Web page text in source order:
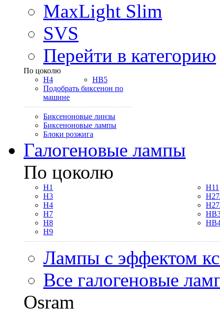
MaxLight Slim
SVS
Перейти в категорию
По цоколю
H4
HB5
Подобрать биксенон по
машине
Биксеноновые линзы
Биксеноновые лампы
Блоки розжига
Галогеновые лампы
По цоколю
H1
H3
H4
H7
H8
H9
H11
Лампы с эффектом
Все галогеновые
Osram